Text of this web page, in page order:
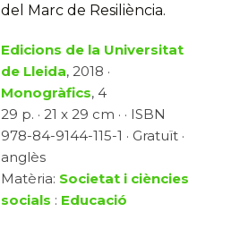
del Marc de Resiliència.
Edicions de la Universitat
de Lleida, 2018 ·
Monogràfics, 4
29 p. · 21 x 29 cm · · ISBN
978-84-9144-115-1 · Gratuït ·
anglès
Matèria: Societat i ciències
socials : Educació